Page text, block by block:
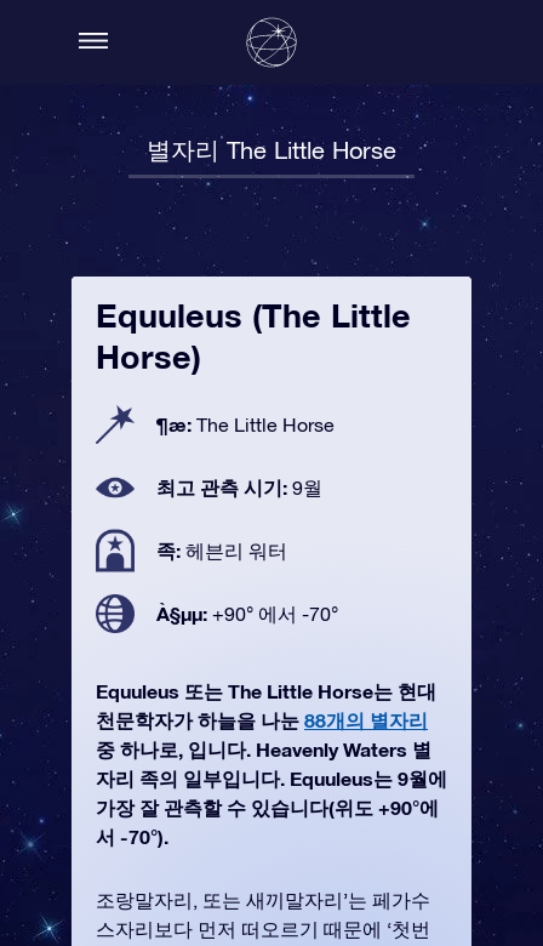
별자리 The Little Horse
Equuleus (The Little
Horse)
¶æ: The Little Horse
최고 관측 시기: 9월
족: 헤븐리 워터
À§µµ: +90° 에서 -70°
Equuleus 또는 The Little Horse는 현대
천문학자가 하늘을 나눈 88개의 별자리
중 하나로, 입니다. Heavenly Waters 별
자리 족의 일부입니다. Equuleus는 9월에
가장 잘 관측할 수 있습니다(위도 +90°에
서 -70°).
조랑말자리, 또는 새끼말자리’는 페가수
스자리보다 먼저 떠오르기 때문에 ‘첫번